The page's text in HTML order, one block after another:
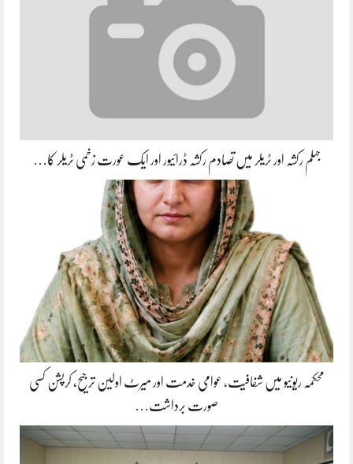
جہلم رکشہ اور ٹریلر میں تصادم رکشہ ڈرائیور اور ایک عورت زخمی ٹریلر کا…
محکمہ ریونیو میں شفافیت، عوامی خدمت اور میرٹ اولین ترجیح، کرپشن کسی
صورت برداشت…